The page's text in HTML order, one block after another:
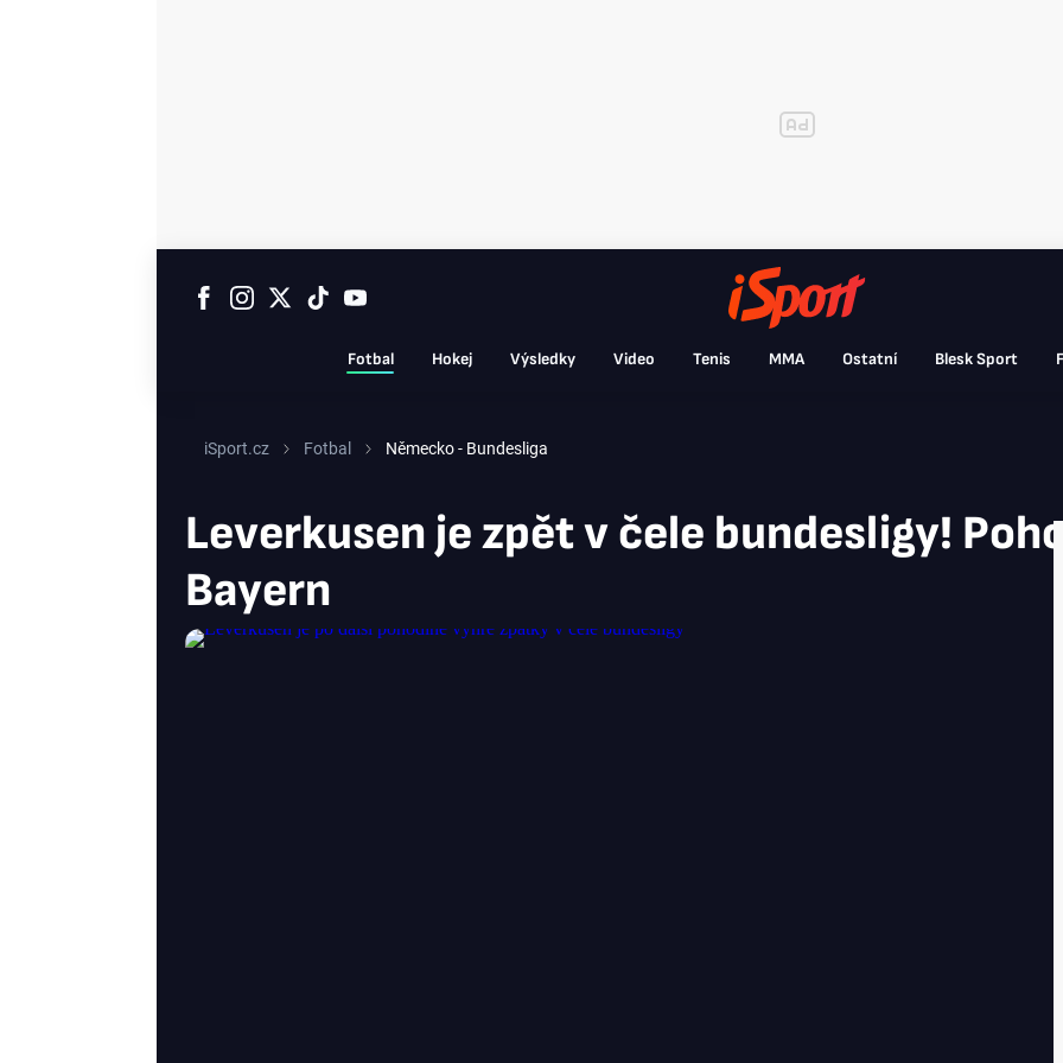
Fotbal Hokej Výsledky Video Tenis MMA Ostatní Blesk Sport
iSport.cz Fotbal Německo - Bundesliga
Leverkusen je zpět v čele bundesligy!
Bayern